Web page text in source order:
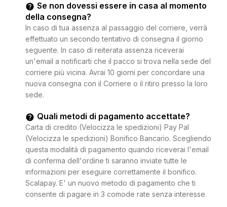
Se non dovessi essere in casa al momento
della consegna?
In caso di tua assenza al passaggio del corriere, verrà
effettuato un secondo tentativo di consegna il giorno
seguente. In caso di reiterata assenza riceverai
un'email a notificarti che il pacco si trova nella sede del
corriere più vicina. Avrai 10 giorni per concordare una
nuova consegna con il Corriere o il ritiro presso la loro
sede.
Quali metodi di pagamento accettate?
Carta di credito (Velocizza le spedizioni) Pay Pal
(Velocizza le spedizioni) Bonifico Bancario. Scegliendo
questa modalità di pagamento quando riceverai l'email
di conferma dell'ordine ti saranno inviate tutte le
informazioni per eseguire correttamente il bonifico.
Scalapay. E' un nuovo metodo di pagamento che ti
consente di pagare in 3 comode rate senza interesse.